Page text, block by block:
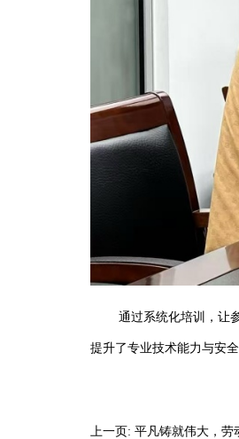
通过系统化培训，让参
提升了专业技术能力与安
上一页: 平凡铸就伟大，